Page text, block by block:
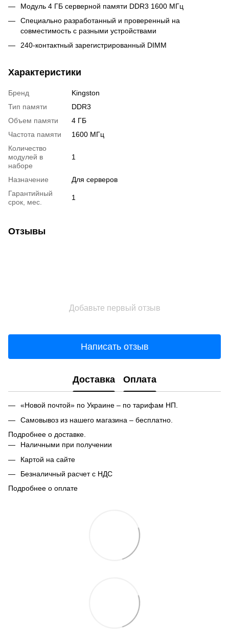
Модуль 4 ГБ серверной памяти DDR3 1600 МГц
Специально разработанный и проверенный на
совместимость с разными устройствами
240-контактный зарегистрированный DIMM
Характеристики
Бренд
Kingston
Тип памяти
DDR3
Объем памяти
4 ГБ
Частота памяти
1600 МГц
Количество
модулей в
наборе
1
Назначение
Для серверов
Гарантийный
срок, мес.
1
Отзывы
Добавьте первый отзыв
Написать отзыв
Доставка Оплата
«Новой почтой» по Украине – по тарифам НП.
Самовывоз из нашего магазина – бесплатно.
Подробнее о доставке.
Наличными при получении
Картой на сайте
Безналичный расчет с НДС
Подробнее о оплате